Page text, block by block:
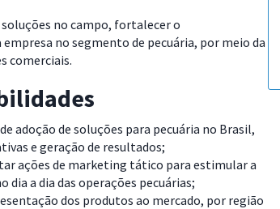
no campo, fortalecer o
no segmento de pecuária, por meio da
comerciais.
adoção de soluções para pecuária no Brasil,
e geração de resultados;
ações de marketing tático para estimular a
dia a dia das operações pecuárias;
dos produtos ao mercado, por região